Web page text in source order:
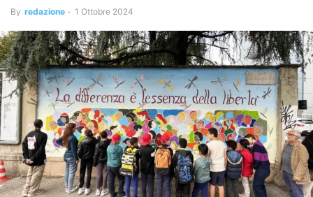
By redazione - 1 Ottobre 2024